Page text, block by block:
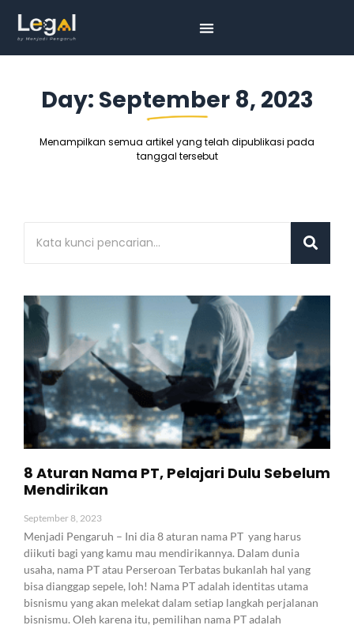
Day: September 8, 2023
Menampilkan semua artikel yang telah dipublikasi pada
tanggal tersebut
8 Aturan Nama PT, Pelajari Dulu Sebelum
Mendirikan
September 8, 2023
Menjadi Pengaruh – Ini dia 8 aturan nama PT yang harus
diikuti bagi yang kamu mau mendirikannya. Dalam dunia
usaha, nama PT atau Perseroan Terbatas bukanlah hal yang
bisa dianggap sepele, loh! Nama PT adalah identitas utama
bisnismu yang akan melekat dalam setiap langkah perjalanan
bisnismu. Oleh karena itu, pemilihan nama PT adalah